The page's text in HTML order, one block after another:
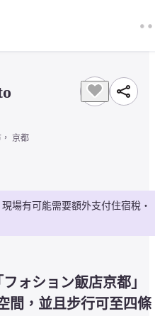
， 京都
場有可能需要額外支付住宿稅・
ォション飯店京都」
間，並且步行可至四條